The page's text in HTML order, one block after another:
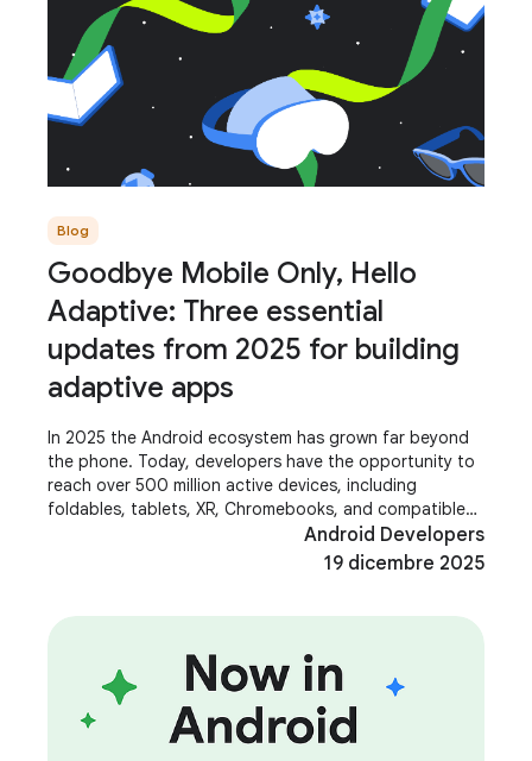
Blog
Goodbye Mobile Only, Hello
Adaptive: Three essential
updates from 2025 for building
adaptive apps
In 2025 the Android ecosystem has grown far beyond
the phone. Today, developers have the opportunity to
reach over 500 million active devices, including
foldables, tablets, XR, Chromebooks, and compatible
cars. These aren't just additional screens;Android Developers
19 dicembre 2025